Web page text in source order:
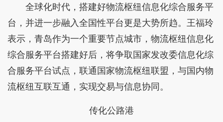
全球化时代，搭建好物流枢纽信息化综合服务平
台，并进一步融入全国性平台更是大势所趋。王福玲
表示，青岛作为一个重要节点城市，物流枢纽信息化
综合服务平台搭建好后，将争取国家发改委信息化综
合服务平台试点，联通国家物流枢纽联盟，与国内物
流枢纽互联互通，实现交易与信息协同。
传化公路港